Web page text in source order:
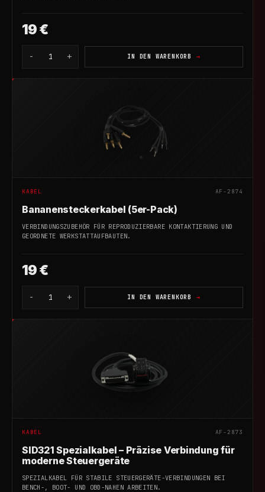
19 €
- 1 + IN DEN WARENKORB
KABEL AF-2874
Bananensteckerkabel (5er-Pack)
VERBINDUNGSZUBEHÖR FÜR REPRODUZIERBARE KONTAKTIERUNG UND
GEORDNETE WERKSTATTAUFBAUTEN.
19 €
- 1 + IN DEN WARENKORB
KABEL AF-2873
SID321 Spezialkabel – Präzise Verbindung für
moderne Steuergeräte
SPEZIALKABEL FÜR STABILE STEUERGERÄTE-VERBINDUNGEN BEI
BENCH-, BOOT- UND OBD-NAHEN ARBEITEN.